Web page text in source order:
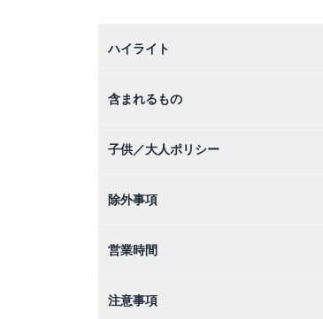
ハイライト
含まれるもの
子供／大人ポリシー
除外事項
営業時間
注意事項